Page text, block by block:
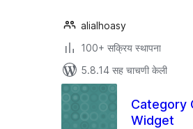
alialhoasy
100+ सक्रिय स्थापना
5.8.14 सह चाचणी केली
Category
Widget